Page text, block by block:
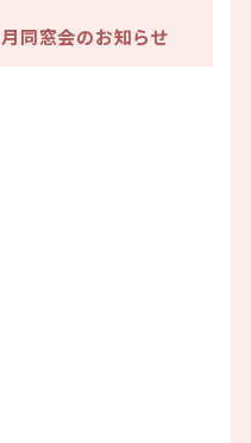
同窓会のお知らせ